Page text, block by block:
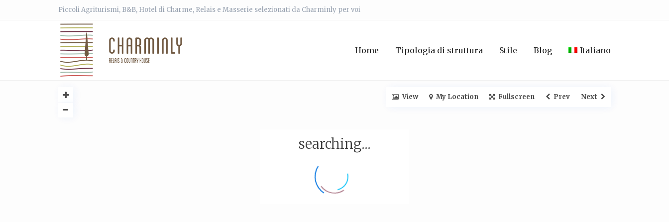
Piccoli Agriturismi, B&B, Hotel di Charme, Relais e Masserie selezionati da Charminly per voi
Home Tipologia di struttura Stile Blog Italiano
searching...
View My Location Fullscreen Prev Next